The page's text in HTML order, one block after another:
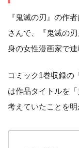
『鬼滅の刃』の作者
さんで、『鬼滅の
身の女性漫画家で連
コミック1巻収録の
は作品タイトルを
考えていたことを明